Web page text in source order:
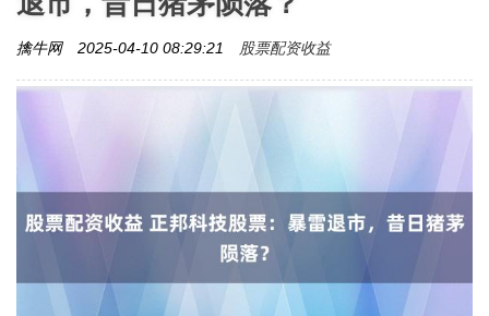
擒牛网 2025-04-10 08:29:21 股票配资收益